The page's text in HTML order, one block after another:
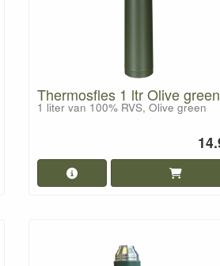
Thermosfles 1 ltr Olive green
1 liter van 100% RVS, Olive green